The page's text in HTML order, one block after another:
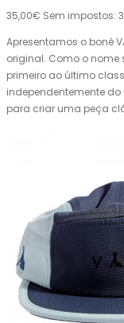
35,00€ Sem impostos:
Apresentamos o boné
original. Como o nome
primeiro ao último
independentemente
para criar uma peça